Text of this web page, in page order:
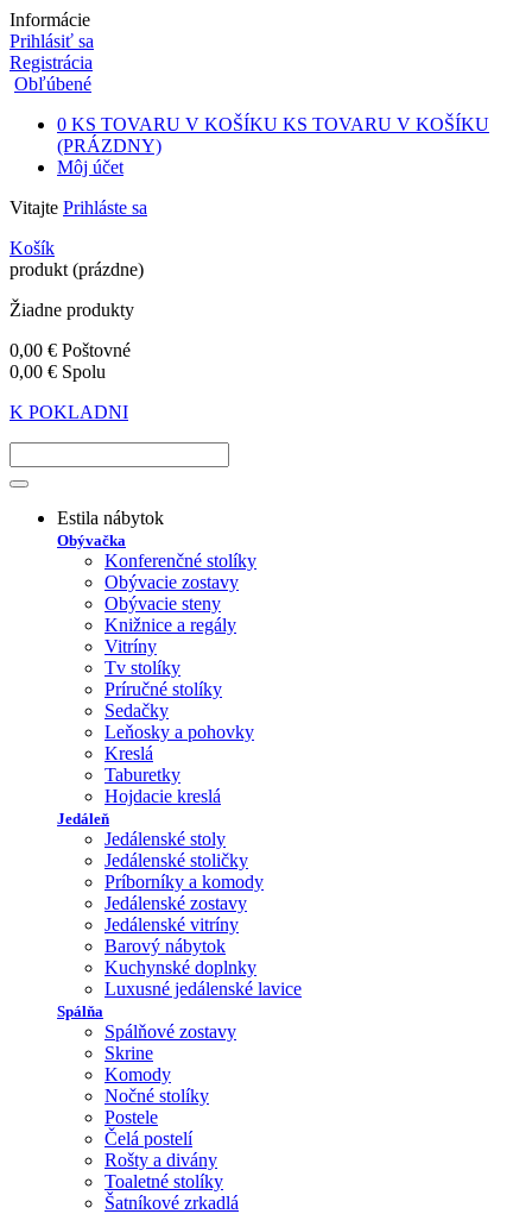
Informácie
Prihlásiť sa
Registrácia
Obľúbené
0 KS TOVARU V KOŠÍKU KS TOVARU V KOŠÍKU
(PRÁZDNY)
Môj účet
Vitajte Prihláste sa
Košík
produkt (prázdne)
Žiadne produkty
0,00 € Poštovné
0,00 € Spolu
K POKLADNI
Estila nábytok
Obývačka
Konferenčné stolíky
Obývacie zostavy
Obývacie steny
Knižnice a regály
Vitríny
Tv stolíky
Príručné stolíky
Sedačky
Leňosky a pohovky
Kreslá
Taburetky
Hojdacie kreslá
Jedáleň
Jedálenské stoly
Jedálenské stoličky
Príborníky a komody
Jedálenské zostavy
Jedálenské vitríny
Barový nábytok
Kuchynské doplnky
Luxusné jedálenské lavice
Spálňa
Spálňové zostavy
Skrine
Komody
Nočné stolíky
Postele
Čelá postelí
Rošty a divány
Toaletné stolíky
Šatníkové zrkadlá